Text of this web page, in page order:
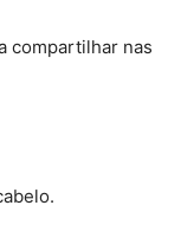
compartilhar nas